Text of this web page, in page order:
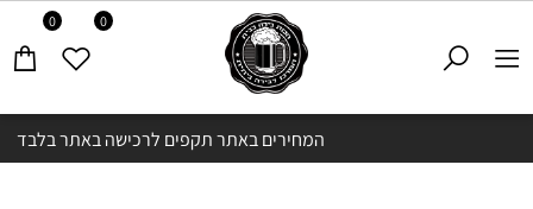
המחירים באתר תקפים לרכישה באתר בלבד
0 0